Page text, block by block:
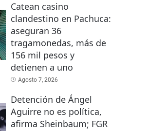
Catean casino
clandestino en Pachuca:
aseguran 36
tragamonedas, más de
156 mil pesos y
detienen a uno
Agosto 7, 2026
Detención de Ángel
Aguirre no es política,
afirma Sheinbaum; FGR